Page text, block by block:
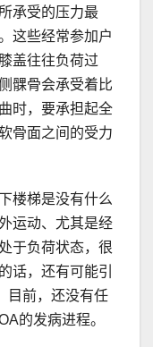
承受的压力最
这些经常参加户
盖往往负荷过
髁骨会承受着比
时，要承担起全
骨面之间的受力
楼梯是没有什么
运动、尤其是经
于负荷状态，很
话，还有可能引
目前，还没有任
的发病进程。